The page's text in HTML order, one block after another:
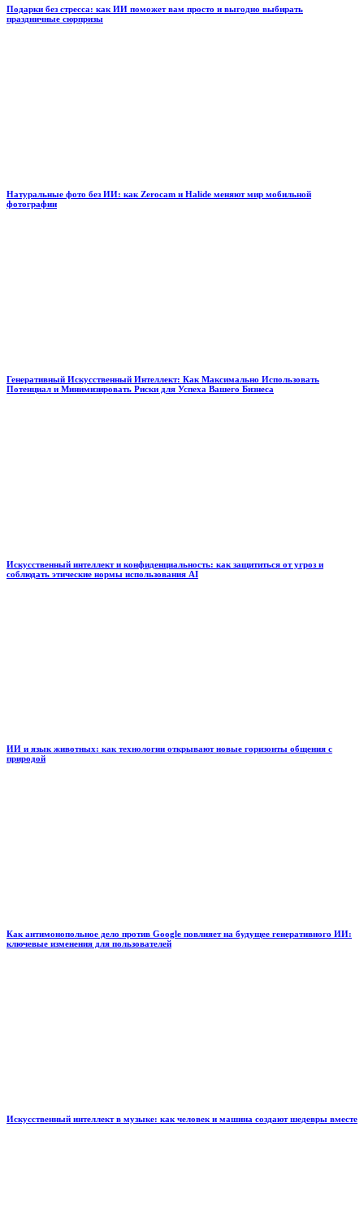
Подарки без стресса: как ИИ поможет вам просто и выгодно выбирать
праздничные сюрпризы
Натуральные фото без ИИ: как Zerocam и Halide меняют мир мобильной
фотографии
Генеративный Искусственный Интеллект: Как Максимально Использовать
Потенциал и Минимизировать Риски для Успеха Вашего Бизнеса
Искусственный интеллект и конфиденциальность: как защититься от угроз и
соблюдать этические нормы использования AI
ИИ и язык животных: как технологии открывают новые горизонты общения с
природой
Как антимонопольное дело против Google повлияет на будущее генеративного ИИ:
ключевые изменения для пользователей
Искусственный интеллект в музыке: как человек и машина создают шедевры вместе